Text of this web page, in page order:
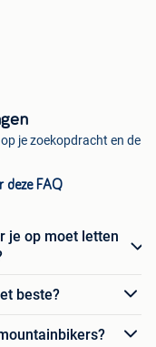
je zoekopdracht en de
deze FAQ
je op moet letten
beste?